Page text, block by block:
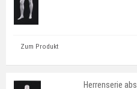
Zum Produkt
Herrenserie